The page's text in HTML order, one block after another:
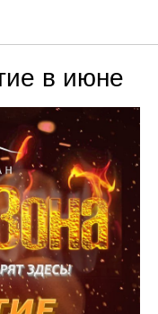
в июне